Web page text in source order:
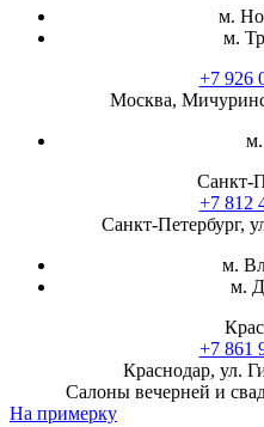
м.
м.
+7 926
Москва,
Санкт-
+7 812
Санкт-Петербург,
м.
м.
+7 861
Краснодар, ул.
Салоны вечерней и
На примерку